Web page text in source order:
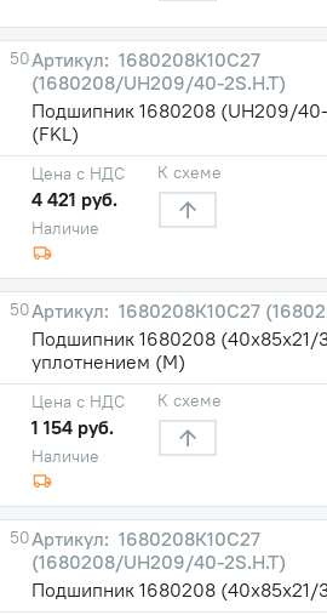
50
1680208К10С27
(1680208/UH209/40-2S.H.T)
Подшипник 1680208 (UH209/
(FKL)
Наличие
Цена с НДС
4 421 руб.
К схеме
50
1680208К10С27
Подшипник 1680208 (40х85х21/
уплотнением (М)
Наличие
Цена с НДС
1 154 руб.
К схеме
50
1680208К10С27
(1680208/UH209/40-2S.H.T)
Подшипник 1680208 (40х85х21/